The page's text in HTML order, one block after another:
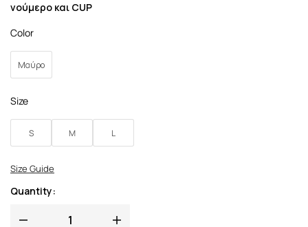
νούμερο και CUP
Color
Μαύρο
Size
S M L
Size Guide
Quantity: